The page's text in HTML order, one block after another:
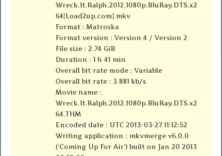
Wreck.It.Ralph.2012.1080p.BluRay.DTS.x2
64[Load2up.com].mkv
Format : Matroska
Format version : Version 4 / Version 2
File size : 2.74 GiB
Duration : 1 h 41 min
Overall bit rate mode : Variable
Overall bit rate : 3 881 kb/s
Movie name :
Wreck.It.Ralph.2012.1080p.BluRay.DTS.x2
64.THM
Encoded date : UTC 2013-03-27 11:12:52
Writing application : mkvmerge v6.0.0
(‘Coming Up For Air’) built on Jan 20 2013